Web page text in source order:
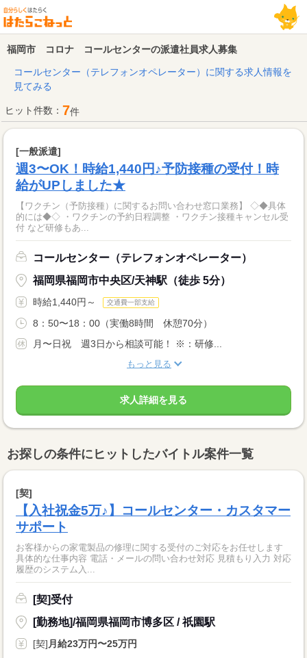
福岡市 コロナ コールセンターの派遣社員求人募集
コールセンター（テレフォンオペレーター）に関する求人情報を
見てみる
ヒット件数： 7件
[一般派遣]
週3〜OK！時給1,440円♪予防接種の受付！時
給がUPしました★
【ワクチン（予防接種）に関するお問い合わせ窓口業務】 ◇◆具体
的には◆◇ ・ワクチンの予約日程調整 ・ワクチン接種キャンセル受
付 など研修もあ...
コールセンター（テレフォンオペレーター）
福岡県福岡市中央区/天神駅（徒歩 5分）
時給1,440円～ 交通費一部支給
8：50〜18：00（実働8時間 休憩70分）
月〜日祝 週3日から相談可能！ ※：研修...
もっと見る
求人詳細を見る
お探しの条件にヒットしたバイトル案件一覧
[契]
【入社祝金5万♪】コールセンター・カスタマー
サポート
お客様からの家電製品の修理に関する受付のご対応をお任せします
具体的な仕事内容 電話・メールの問い合わせ対応 見積もり入力 対応
履歴のシステム入...
[契]受付
[勤務地]/福岡県福岡市博多区 / 祇園駅
[契]月給23万円〜25万円